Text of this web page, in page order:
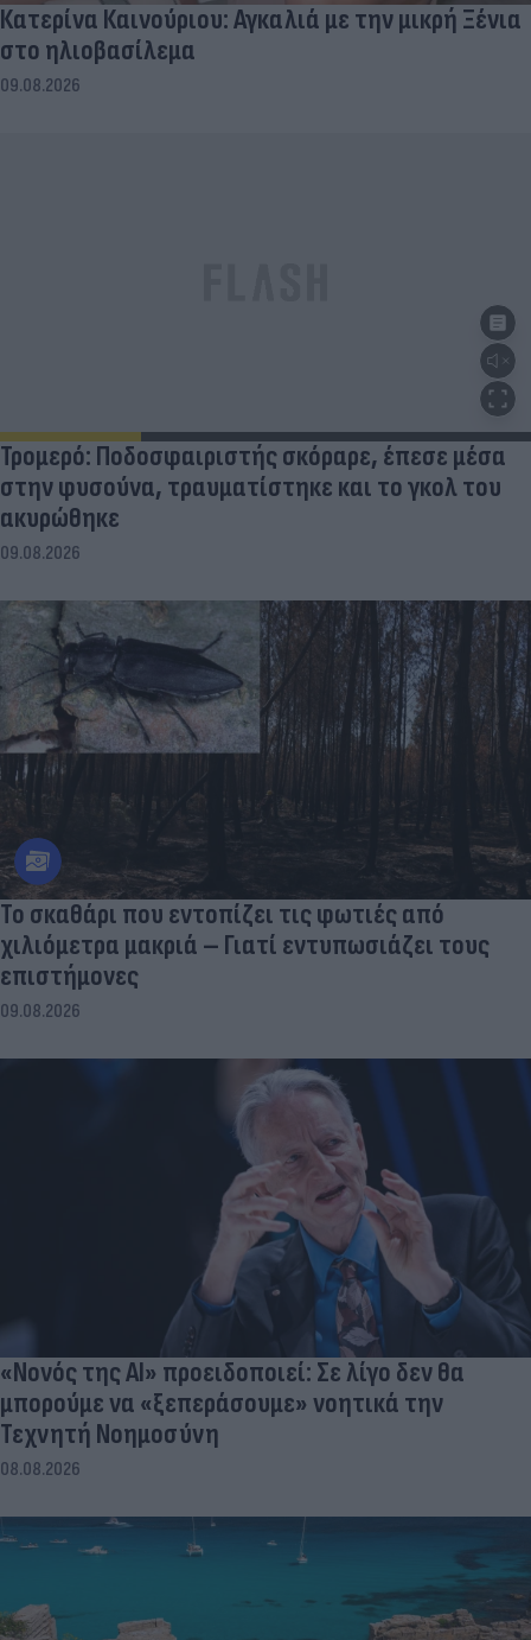
Κατερίνα Καινούριου: Αγκαλιά με την μικρή Ξένια
στο ηλιοβασίλεμα
09.08.2026
Τρομερό: Ποδοσφαιριστής σκόραρε, έπεσε μέσα
στην φυσούνα, τραυματίστηκε και το γκολ του
ακυρώθηκε
09.08.2026
Το σκαθάρι που εντοπίζει τις φωτιές από
χιλιόμετρα μακριά – Γιατί εντυπωσιάζει τους
επιστήμονες
09.08.2026
«Νονός της AI» προειδοποιεί: Σε λίγο δεν θα
μπορούμε να «ξεπεράσουμε» νοητικά την
Τεχνητή Νοημοσύνη
08.08.2026